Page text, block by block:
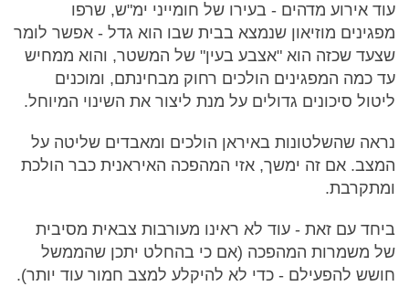
עוד אירוע מדהים - בעירו של חומייני ימ"ש, שרפו
מפגינים מוזיאון שנמצא בבית שבו הוא גדל - אפשר לומר
שצעד שכזה הוא "אצבע בעין" של המשטר, והוא ממחיש
עד כמה המפגינים הולכים רחוק מבחינתם, ומוכנים
ליטול סיכונים גדולים על מנת ליצור את השינוי המיוחל.
נראה שהשלטונות באיראן הולכים ומאבדים שליטה על
המצב. אם זה ימשך, אזי המהפכה האיראנית כבר הולכת
ומתקרבת.
ביחד עם זאת - עוד לא ראינו מעורבות צבאית מסיבית
של משמרות המהפכה (אם כי בהחלט יתכן שהממשל
חושש להפעילם - כדי לא להיקלע למצב חמור עוד יותר).